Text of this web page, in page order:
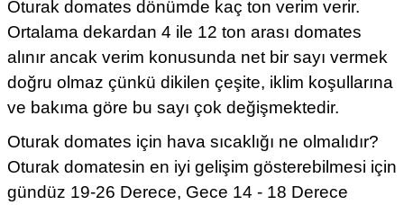
Oturak domates dönümde kaç ton verim verir.
Ortalama dekardan 4 ile 12 ton arası domates
alınır ancak verim konusunda net bir sayı vermek
doğru olmaz çünkü dikilen çeşite, iklim koşullarına
ve bakıma göre bu sayı çok değişmektedir.
Oturak domates için hava sıcaklığı ne olmalıdır?
Oturak domatesin en iyi gelişim gösterebilmesi için
gündüz 19-26 Derece, Gece 14 - 18 Derece